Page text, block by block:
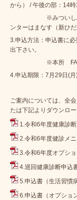
から） /午後の部：14
※みついしふれあ
ンターはまなす（新ひ
3.申込方法：申込書に
出下さい。
※本所 FAX:：
4.申込期限：7月29日(月
ご案内については、全
たは下記よりダウンロ
1.令和6年度健康診断
2.令和6年度健診メ
3.令和6年度オプシ
4.巡回健康診断申込
5.申込書（生活習慣
6.申込書（オプショ